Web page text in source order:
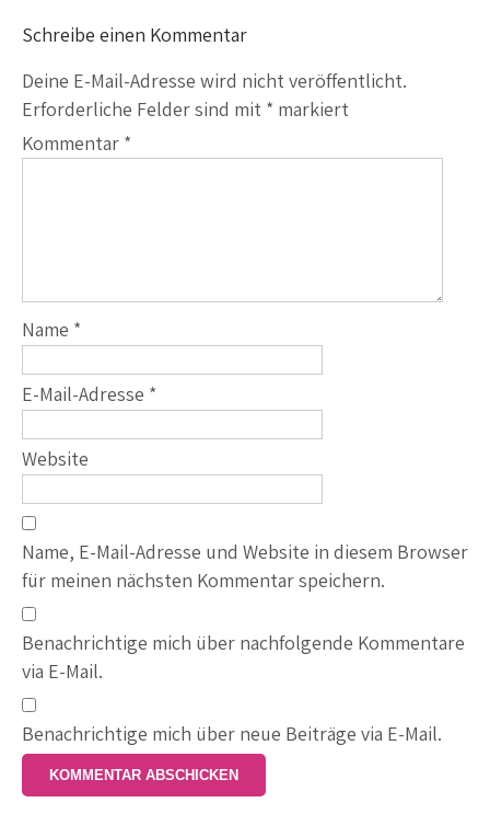
Schreibe einen Kommentar
Deine E-Mail-Adresse wird nicht veröffentlicht.
Erforderliche Felder sind mit * markiert
Kommentar *
Name *
E-Mail-Adresse *
Website
Name, E-Mail-Adresse und Website in diesem Browser
für meinen nächsten Kommentar speichern.
Benachrichtige mich über nachfolgende Kommentare
via E-Mail.
Benachrichtige mich über neue Beiträge via E-Mail.